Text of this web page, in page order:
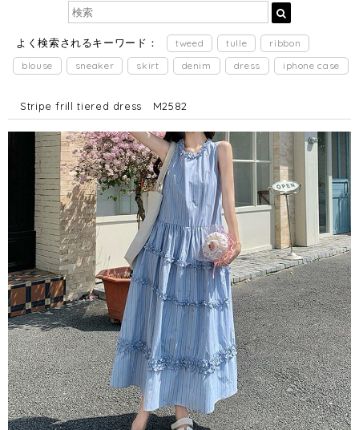
よく検索されるキーワード： tweed tulle
ribbon
blouse
sneaker skirt denim dress iphone case
Stripe frill tiered dress M2582